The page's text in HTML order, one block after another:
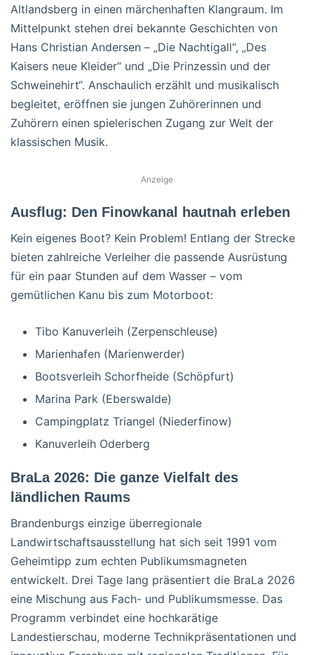
Altlandsberg in einen märchenhaften Klangraum. Im
Mittelpunkt stehen drei bekannte Geschichten von
Hans Christian Andersen – „Die Nachtigall“, „Des
Kaisers neue Kleider“ und „Die Prinzessin und der
Schweinehirt“. Anschaulich erzählt und musikalisch
begleitet, eröffnen sie jungen Zuhörerinnen und
Zuhörern einen spielerischen Zugang zur Welt der
klassischen Musik.
Anzeige
Ausflug: Den Finowkanal hautnah erleben
Kein eigenes Boot? Kein Problem! Entlang der Strecke
bieten zahlreiche Verleiher die passende Ausrüstung
für ein paar Stunden auf dem Wasser – vom
gemütlichen Kanu bis zum Motorboot:
Tibo Kanuverleih (Zerpenschleuse)
Marienhafen (Marienwerder)
Bootsverleih Schorfheide (Schöpfurt)
Marina Park (Eberswalde)
Campingplatz Triangel (Niederfinow)
Kanuverleih Oderberg
BraLa 2026: Die ganze Vielfalt des
ländlichen Raums
Brandenburgs einzige überregionale
Landwirtschaftsausstellung hat sich seit 1991 vom
Geheimtipp zum echten Publikumsmagneten
entwickelt. Drei Tage lang präsentiert die BraLa 2026
eine Mischung aus Fach- und Publikumsmesse. Das
Programm verbindet eine hochkarätige
Landestierschau, moderne Technikpräsentationen und